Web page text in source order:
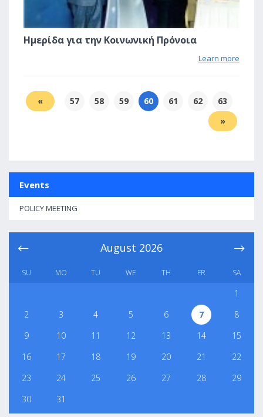
Ημερίδα για την Κοινωνική Πρόνοια
Learn more
« 57 58 59 60 61 62
63
»
Events
POLICY MEETING
August 2026
SU MO TU WE TH FR SA
1
2
3 4 5 6 7
8
9
10 11 12 13 14
15
16
17 18 19 20 21
22
23
24 25 26 27 28
29
30
31